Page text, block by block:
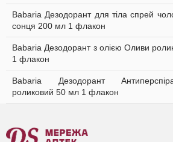
Babaria Дезодорант для тіла спрей
сонця 200 мл 1 флакон
Babaria Дезодорант з олією Оливи
1 флакон
Babaria Дезодорант
роликовий 50 мл 1 флакон